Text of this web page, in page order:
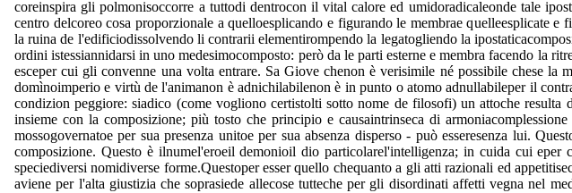
coreinspira gli polmonisoccorre a tuttodi dentrocon il vital calore ed umidoradicaleonde tale
centro delcoreo cosa proporzionale a quelloesplicando e figurando le membrae quelleesplicate
la ruina de l'edificiodissolvendo li contrarii elementirompendo la legatogliendo la
ordini istessiannidarsi in uno medesimocomposto: però da le parti esterne e membra facendo la
esceper cui gli convenne una volta entrare. Sa Giove chenon è verisimile né possibile chese la
domìnoimperio e virtù de l'animanon è adnichilabilenon è in punto o atomo adnullabileper il
condizion peggiore: siadico (come vogliono certistolti sotto nome de filosofi) un attoche
insieme con la composizione; più tosto che principio e causaintrinseca di
mossogovernatoe per sua presenza unitoe per sua absenza disperso - può esseresenza lui.
composizione. Questo è ilnumel'eroeil demonioil dio particolarel'intelligenza; in cuida cui
speciediversi nomidiverse forme.Questoper esser quello chequanto a gli atti razionali ed
aviene per l'alta giustizia che soprasiede allecose tutteche per gli disordinati affetti vegna nel